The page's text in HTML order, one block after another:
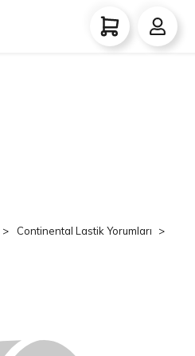
Continental Lastik Yorumları